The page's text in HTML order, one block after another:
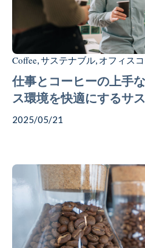
Coffee,サステナブル, オフィス
仕事とコーヒーの上手
ス環境を快適にするサ
2025/05/21